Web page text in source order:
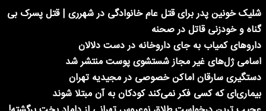
شلیک خونین پدر برای قتل عام خانوادگی در شهرری | قتل پسرک بی
گناه و خودزنی قاتل در صحنه
داروهای کمیاب به جای داروخانه در دست دلالان
اسامی ژل‌های غیر مجاز شستشوی پوست منتشر شد
دستگیری سارقان اماکن خصوصی در مجیدیه تهران
بیماری‌ای که کسی فکر نمی‌کند کودکان به آن مبتلا شوند